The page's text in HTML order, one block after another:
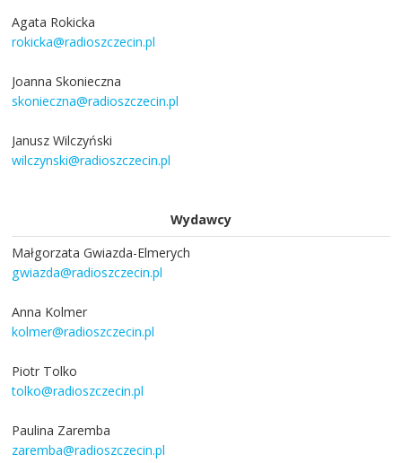
Agata Rokicka
rokicka@radioszczecin.pl
Joanna Skonieczna
skonieczna@radioszczecin.pl
Janusz Wilczyński
wilczynski@radioszczecin.pl
Wydawcy
Małgorzata Gwiazda-Elmerych
gwiazda@radioszczecin.pl
Anna Kolmer
kolmer@radioszczecin.pl
Piotr Tolko
tolko@radioszczecin.pl
Paulina Zaremba
zaremba@radioszczecin.pl